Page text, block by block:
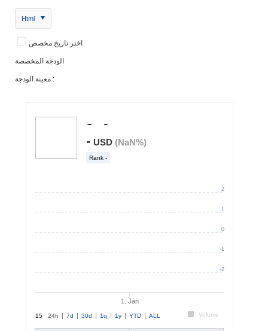
Html
اختر تاريخ مخصص
الودجة المخصصة
معينة الودجة :